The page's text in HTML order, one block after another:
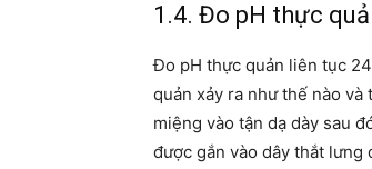
1.4. Đo pH thực
Đo pH thực quản liên tục
quản xảy ra như thế nào và
miệng vào tận dạ dày sau
được gắn vào dây thắt